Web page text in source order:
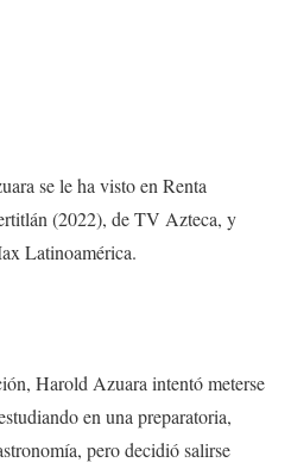
se le ha visto en Renta
(2022), de TV Azteca, y
Latinoamérica.
Harold Azuara intentó meterse
en una preparatoria,
pero decidió salirse